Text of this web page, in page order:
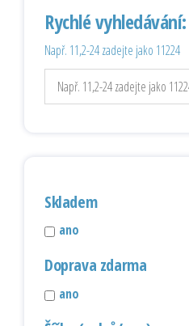
Rychlé vyhledávání:
Např. 11,2-24 zadejte jako 11224
Skladem
ano
Doprava zdarma
ano